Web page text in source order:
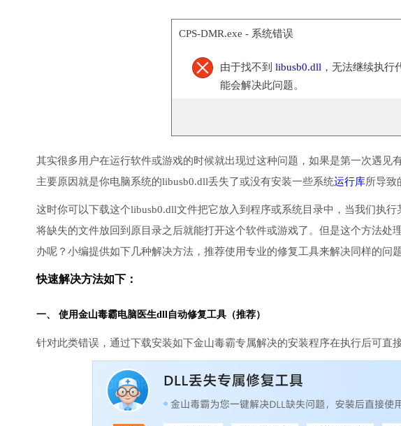
CPS-DMR.exe - 系统错误
由于找不到 libusb0.dll ，无法继续执行
能会解决此问题。
其实很多用户在运行软件或游戏的时候就出现过这种问题，如果是第一次遇见
主要原因就是你电脑系统的libusb0.dll丢失了或没有安装一些系统运行库所导致
这时你可以下载这个libusb0.dll文件把它放入到程序或系统目录中，当我们执
将缺失的文件放回到原目录之后就能打开这个软件或游戏了。但是这个方法处
办呢？小编提供如下几种解决方法，推荐使用专业的修复工具来解决同样的问题
快速解决方法如下：
一、 使用金山毒霸电脑医生dll自动修复工具（推荐）
针对此类错误，通过下载安装如下金山毒霸专属解决的安装程序在执行后可直